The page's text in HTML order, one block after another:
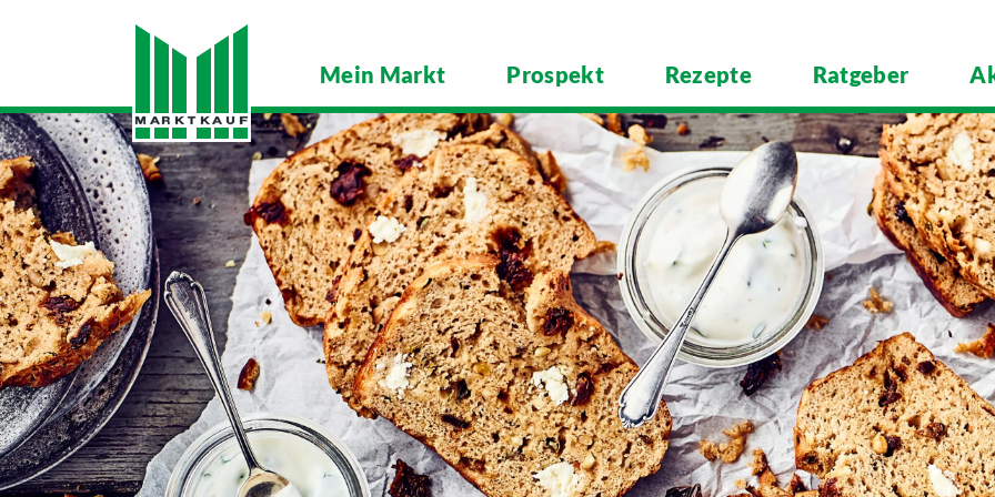
Mein Markt Prospekt Rezepte Ratgeber